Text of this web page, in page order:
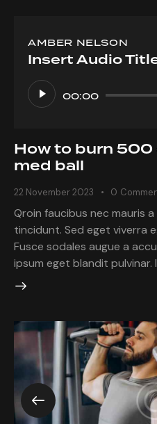
AMBER NELSON
Insert Audio
Audio
Player 00:00
How to burn 500
med ball
22 November 2023 0
Qroin faucibus nec mauris
tincidunt. Sed eget viverra
Fusce sodales augue a
ipsum eget blandit